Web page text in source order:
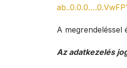
A megrendeléssel
Az adatkezelés